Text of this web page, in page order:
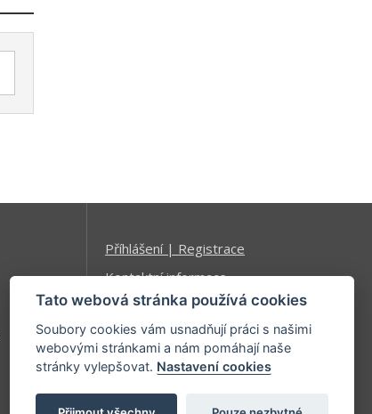
Příhlášení | Registrace
Kontaktní informace
Mapa stránek
Tato webová stránka používá cookies
Soubory cookies vám usnadňují práci s našimi
webovými stránkami a nám pomáhají naše
stránky vylepšovat. Nastavení cookies